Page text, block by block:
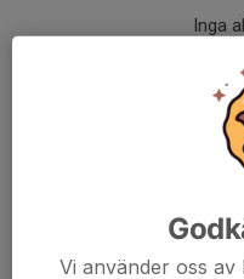
Inga
Vi använder oss